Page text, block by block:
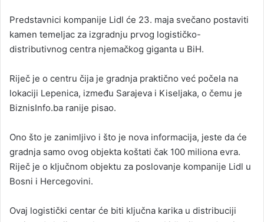
d
a
n
m
a
i
Predstavnici kompanije Lidl će 23. maja svečano postaviti
kamen temeljac za izgradnju prvog logističko-
distributivnog centra njemačkog giganta u BiH.
Riječ je o centru čija je gradnja praktično već počela na
lokaciji Lepenica, između Sarajeva i Kiseljaka, o čemu je
BiznisInfo.ba ranije pisao.
Ono što je zanimljivo i što je nova informacija, jeste da će
gradnja samo ovog objekta koštati čak 100 miliona evra.
Riječ je o ključnom objektu za poslovanje kompanije Lidl u
Bosni i Hercegovini.
Ovaj logistički centar će biti ključna karika u distribuciji